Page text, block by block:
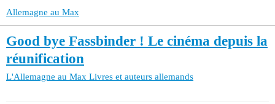
Allemagne au Max
Good bye Fassbinder ! Le cinéma depuis la
réunification
L'Allemagne au Max Livres et auteurs allemands